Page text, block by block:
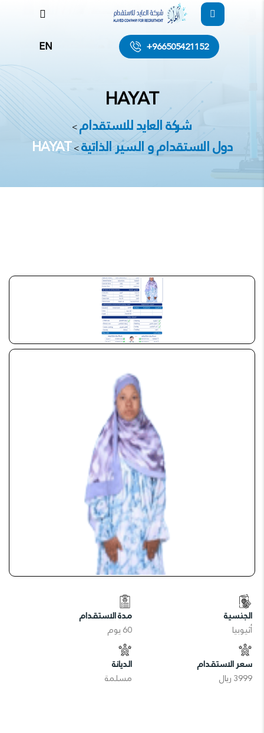
+966505421152
EN
HAYAT
شركة العايد للاستقدام>
دول الاستقدام و السير الذاتية>
HAYAT
الجنسية
أثيوبيا
مدة الاستقدام
60 يوم
سعر الاستقدام
3999 ريال
الديانة
مسلمة